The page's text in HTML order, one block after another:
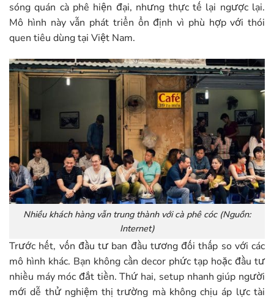
sóng quán cà phê hiện đại, nhưng thực tế lại ngược lại.
Mô hình này vẫn phát triển ổn định vì phù hợp với thói
quen tiêu dùng tại Việt Nam.
Nhiều khách hàng vẫn trung thành với cà phê cóc (Nguồn:
Internet)
Trước hết, vốn đầu tư ban đầu tương đối thấp so với các
mô hình khác. Bạn không cần decor phức tạp hoặc đầu tư
nhiều máy móc đắt tiền. Thứ hai, setup nhanh giúp người
mới dễ thử nghiệm thị trường mà không chịu áp lực tài